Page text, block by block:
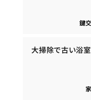
鍵
大掃除で古い浴
家